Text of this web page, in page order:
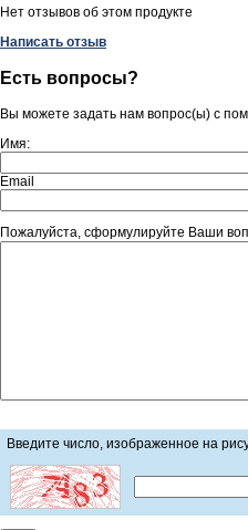
Нет отзывов об этом продукте
Написать отзыв
Есть вопросы?
Вы можете задать нам вопрос(ы) с
Имя:
Email
Пожалуйста, сформулируйте Ваши
Введите число, изображенное на